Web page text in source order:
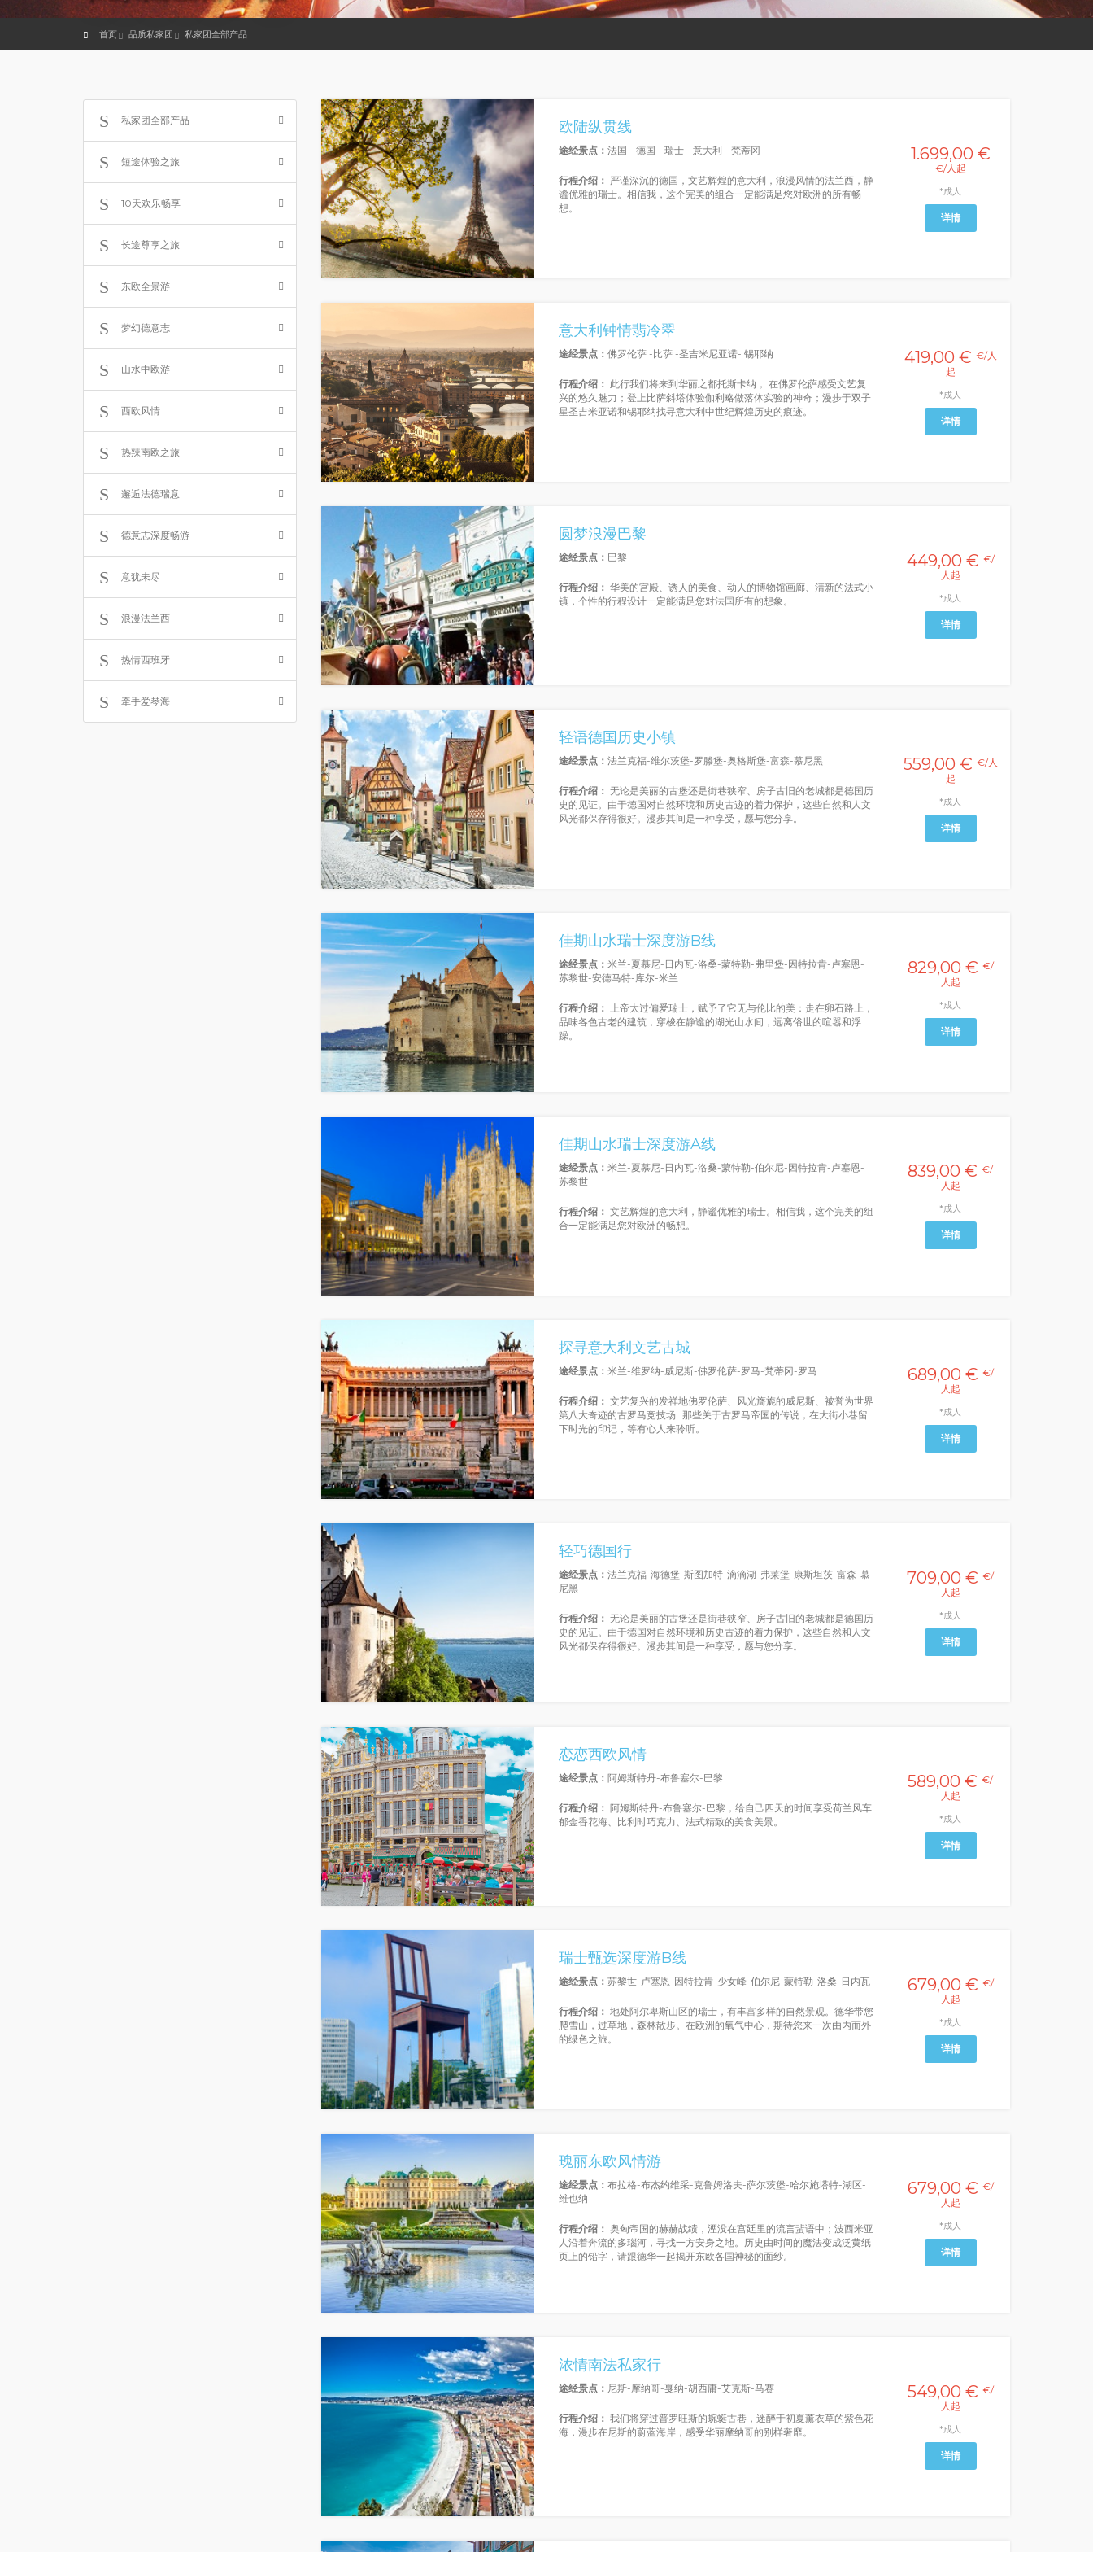
首页 品质私家团 私家团全部产品
私家团全部产品
短途体验之旅
10天欢乐畅享
长途尊享之旅
东欧全景游
梦幻德意志
山水中欧游
西欧风情
热辣南欧之旅
邂逅法德瑞意
德意志深度畅游
意犹未尽
浪漫法兰西
热情西班牙
牵手爱琴海
欧陆纵贯线
途经景点： 法国 - 德国 - 瑞士 - 意大利 - 梵蒂冈
行程介绍： 严谨深沉的德国，文艺辉煌的意大利，浪漫风情的法兰西，静
谧优雅的瑞士。相信我，这个完美的组合一定能满足您对欧洲的所有畅
想。
1.699,00 €
€/人起
*成人
详情
意大利钟情翡冷翠
途经景点： 佛罗伦萨 -比萨 -圣吉米尼亚诺- 锡耶纳
行程介绍： 此行我们将来到华丽之都托斯卡纳， 在佛罗伦萨感受文艺复
兴的悠久魅力；登上比萨斜塔体验伽利略做落体实验的神奇；漫步于双子
星圣吉米亚诺和锡耶纳找寻意大利中世纪辉煌历史的痕迹。
419,00 € €/人
起
*成人
详情
圆梦浪漫巴黎
途经景点： 巴黎
行程介绍： 华美的宫殿、诱人的美食、动人的博物馆画廊、清新的法式小
镇，个性的行程设计一定能满足您对法国所有的想象。
449,00 € €/
人起
*成人
详情
轻语德国历史小镇
途经景点： 法兰克福-维尔茨堡-罗滕堡-奥格斯堡-富森-慕尼黑
行程介绍： 无论是美丽的古堡还是街巷狭窄、房子古旧的老城都是德国历
史的见证。由于德国对自然环境和历史古迹的着力保护，这些自然和人文
风光都保存得很好。漫步其间是一种享受，愿与您分享。
559,00 € €/人
起
*成人
详情
佳期山水瑞士深度游B线
途经景点： 米兰-夏慕尼-日内瓦-洛桑-蒙特勒-弗里堡-因特拉肯-卢塞恩-
苏黎世-安德马特-库尔-米兰
行程介绍： 上帝太过偏爱瑞士，赋予了它无与伦比的美：走在卵石路上，
品味各色古老的建筑，穿梭在静谧的湖光山水间，远离俗世的喧嚣和浮
躁。
829,00 € €/
人起
*成人
详情
佳期山水瑞士深度游A线
途经景点： 米兰-夏慕尼-日内瓦-洛桑-蒙特勒-伯尔尼-因特拉肯-卢塞恩-
苏黎世
行程介绍： 文艺辉煌的意大利，静谧优雅的瑞士。相信我，这个完美的组
合一定能满足您对欧洲的畅想。
839,00 €€/
人起
*成人
详情
探寻意大利文艺古城
途经景点： 米兰-维罗纳-威尼斯-佛罗伦萨-罗马-梵蒂冈-罗马
行程介绍： 文艺复兴的发祥地佛罗伦萨、风光旖旎的威尼斯、被誉为世界
第八大奇迹的古罗马竞技场…那些关于古罗马帝国的传说，在大街小巷留
下时光的印记，等有心人来聆听。
689,00 € €/
人起
*成人
详情
轻巧德国行
途经景点： 法兰克福-海德堡-斯图加特-滴滴湖-弗莱堡-康斯坦茨-富森-慕
尼黑
行程介绍： 无论是美丽的古堡还是街巷狭窄、房子古旧的老城都是德国历
史的见证。由于德国对自然环境和历史古迹的着力保护，这些自然和人文
风光都保存得很好。漫步其间是一种享受，愿与您分享。
709,00 €€/
人起
*成人
详情
恋恋西欧风情
途经景点： 阿姆斯特丹-布鲁塞尔-巴黎
行程介绍： 阿姆斯特丹-布鲁塞尔-巴黎，给自己四天的时间享受荷兰风车
郁金香花海、比利时巧克力、法式精致的美食美景。
589,00 €€/
人起
*成人
详情
瑞士甄选深度游B线
途经景点： 苏黎世-卢塞恩-因特拉肯-少女峰-伯尔尼-蒙特勒-洛桑-日内瓦
行程介绍： 地处阿尔卑斯山区的瑞士，有丰富多样的自然景观。德华带您
爬雪山，过草地，森林散步。在欧洲的氧气中心，期待您来一次由内而外
的绿色之旅。
679,00 € €/
人起
*成人
详情
瑰丽东欧风情游
途经景点： 布拉格-布杰约维采-克鲁姆洛夫-萨尔茨堡-哈尔施塔特-湖区-
维也纳
行程介绍： 奥匈帝国的赫赫战绩，湮没在宫廷里的流言蜚语中；波西米亚
人沿着奔流的多瑙河，寻找一方安身之地。历史由时间的魔法变成泛黄纸
页上的铅字，请跟德华一起揭开东欧各国神秘的面纱。
679,00 € €/
人起
*成人
详情
浓情南法私家行
途经景点： 尼斯-摩纳哥-戛纳-胡西庸-艾克斯-马赛
行程介绍： 我们将穿过普罗旺斯的蜿蜒古巷，迷醉于初夏薰衣草的紫色花
海，漫步在尼斯的蔚蓝海岸，感受华丽摩纳哥的别样奢靡。
549,00 € €/
人起
*成人
详情